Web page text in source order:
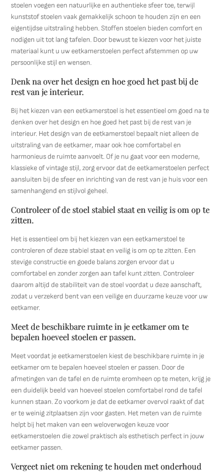
stoelen voegen een natuurlijke en authentieke sfeer toe, terwijl
kunststof stoelen vaak gemakkelijk schoon te houden zijn en een
eigentijdse uitstraling hebben. Stoffen stoelen bieden comfort en
nodigen uit tot lang tafelen. Door bewust te kiezen voor het juiste
materiaal kunt u uw eetkamerstoelen perfect afstemmen op uw
persoonlijke stijl en wensen.
Denk na over het design en hoe goed het past bij de
rest van je interieur.
Bij het kiezen van een eetkamerstoel is het essentieel om goed na te
denken over het design en hoe goed het past bij de rest van je
interieur. Het design van de eetkamerstoel bepaalt niet alleen de
uitstraling van de eetkamer, maar ook hoe comfortabel en
harmonieus de ruimte aanvoelt. Of je nu gaat voor een moderne,
klassieke of vintage stijl, zorg ervoor dat de eetkamerstoelen perfect
aansluiten bij de sfeer en inrichting van de rest van je huis voor een
samenhangend en stijlvol geheel.
Controleer of de stoel stabiel staat en veilig is om op te
zitten.
Het is essentieel om bij het kiezen van een eetkamerstoel te
controleren of deze stabiel staat en veilig is om op te zitten. Een
stevige constructie en goede balans zorgen ervoor dat u
comfortabel en zonder zorgen aan tafel kunt zitten. Controleer
daarom altijd de stabiliteit van de stoel voordat u deze aanschaft,
zodat u verzekerd bent van een veilige en duurzame keuze voor uw
eetkamer.
Meet de beschikbare ruimte in je eetkamer om te
bepalen hoeveel stoelen er passen.
Meet voordat je eetkamerstoelen kiest de beschikbare ruimte in je
eetkamer om te bepalen hoeveel stoelen er passen. Door de
afmetingen van de tafel en de ruimte eromheen op te meten, krijg je
een duidelijk beeld van hoeveel stoelen comfortabel rond de tafel
kunnen staan. Zo voorkom je dat de eetkamer overvol raakt of dat
er te weinig zitplaatsen zijn voor gasten. Het meten van de ruimte
helpt bij het maken van een weloverwogen keuze voor
eetkamerstoelen die zowel praktisch als esthetisch perfect in jouw
eetkamer passen.
Vergeet niet om rekening te houden met onderhoud